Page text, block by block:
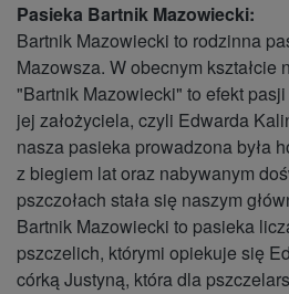
Pasieka Bartnik Mazowiecki:
Bartnik Mazowiecki to rodzinna
Mazowsza. W obecnym kształcie
"Bartnik Mazowiecki" to efekt
jej założyciela, czyli Edwarda
nasza pasieka prowadzona była
z biegiem lat oraz nabywanym
pszczołach stała się naszym
Bartnik Mazowiecki to pasieka
pszczelich, którymi opiekuje się
córką Justyną, która dla